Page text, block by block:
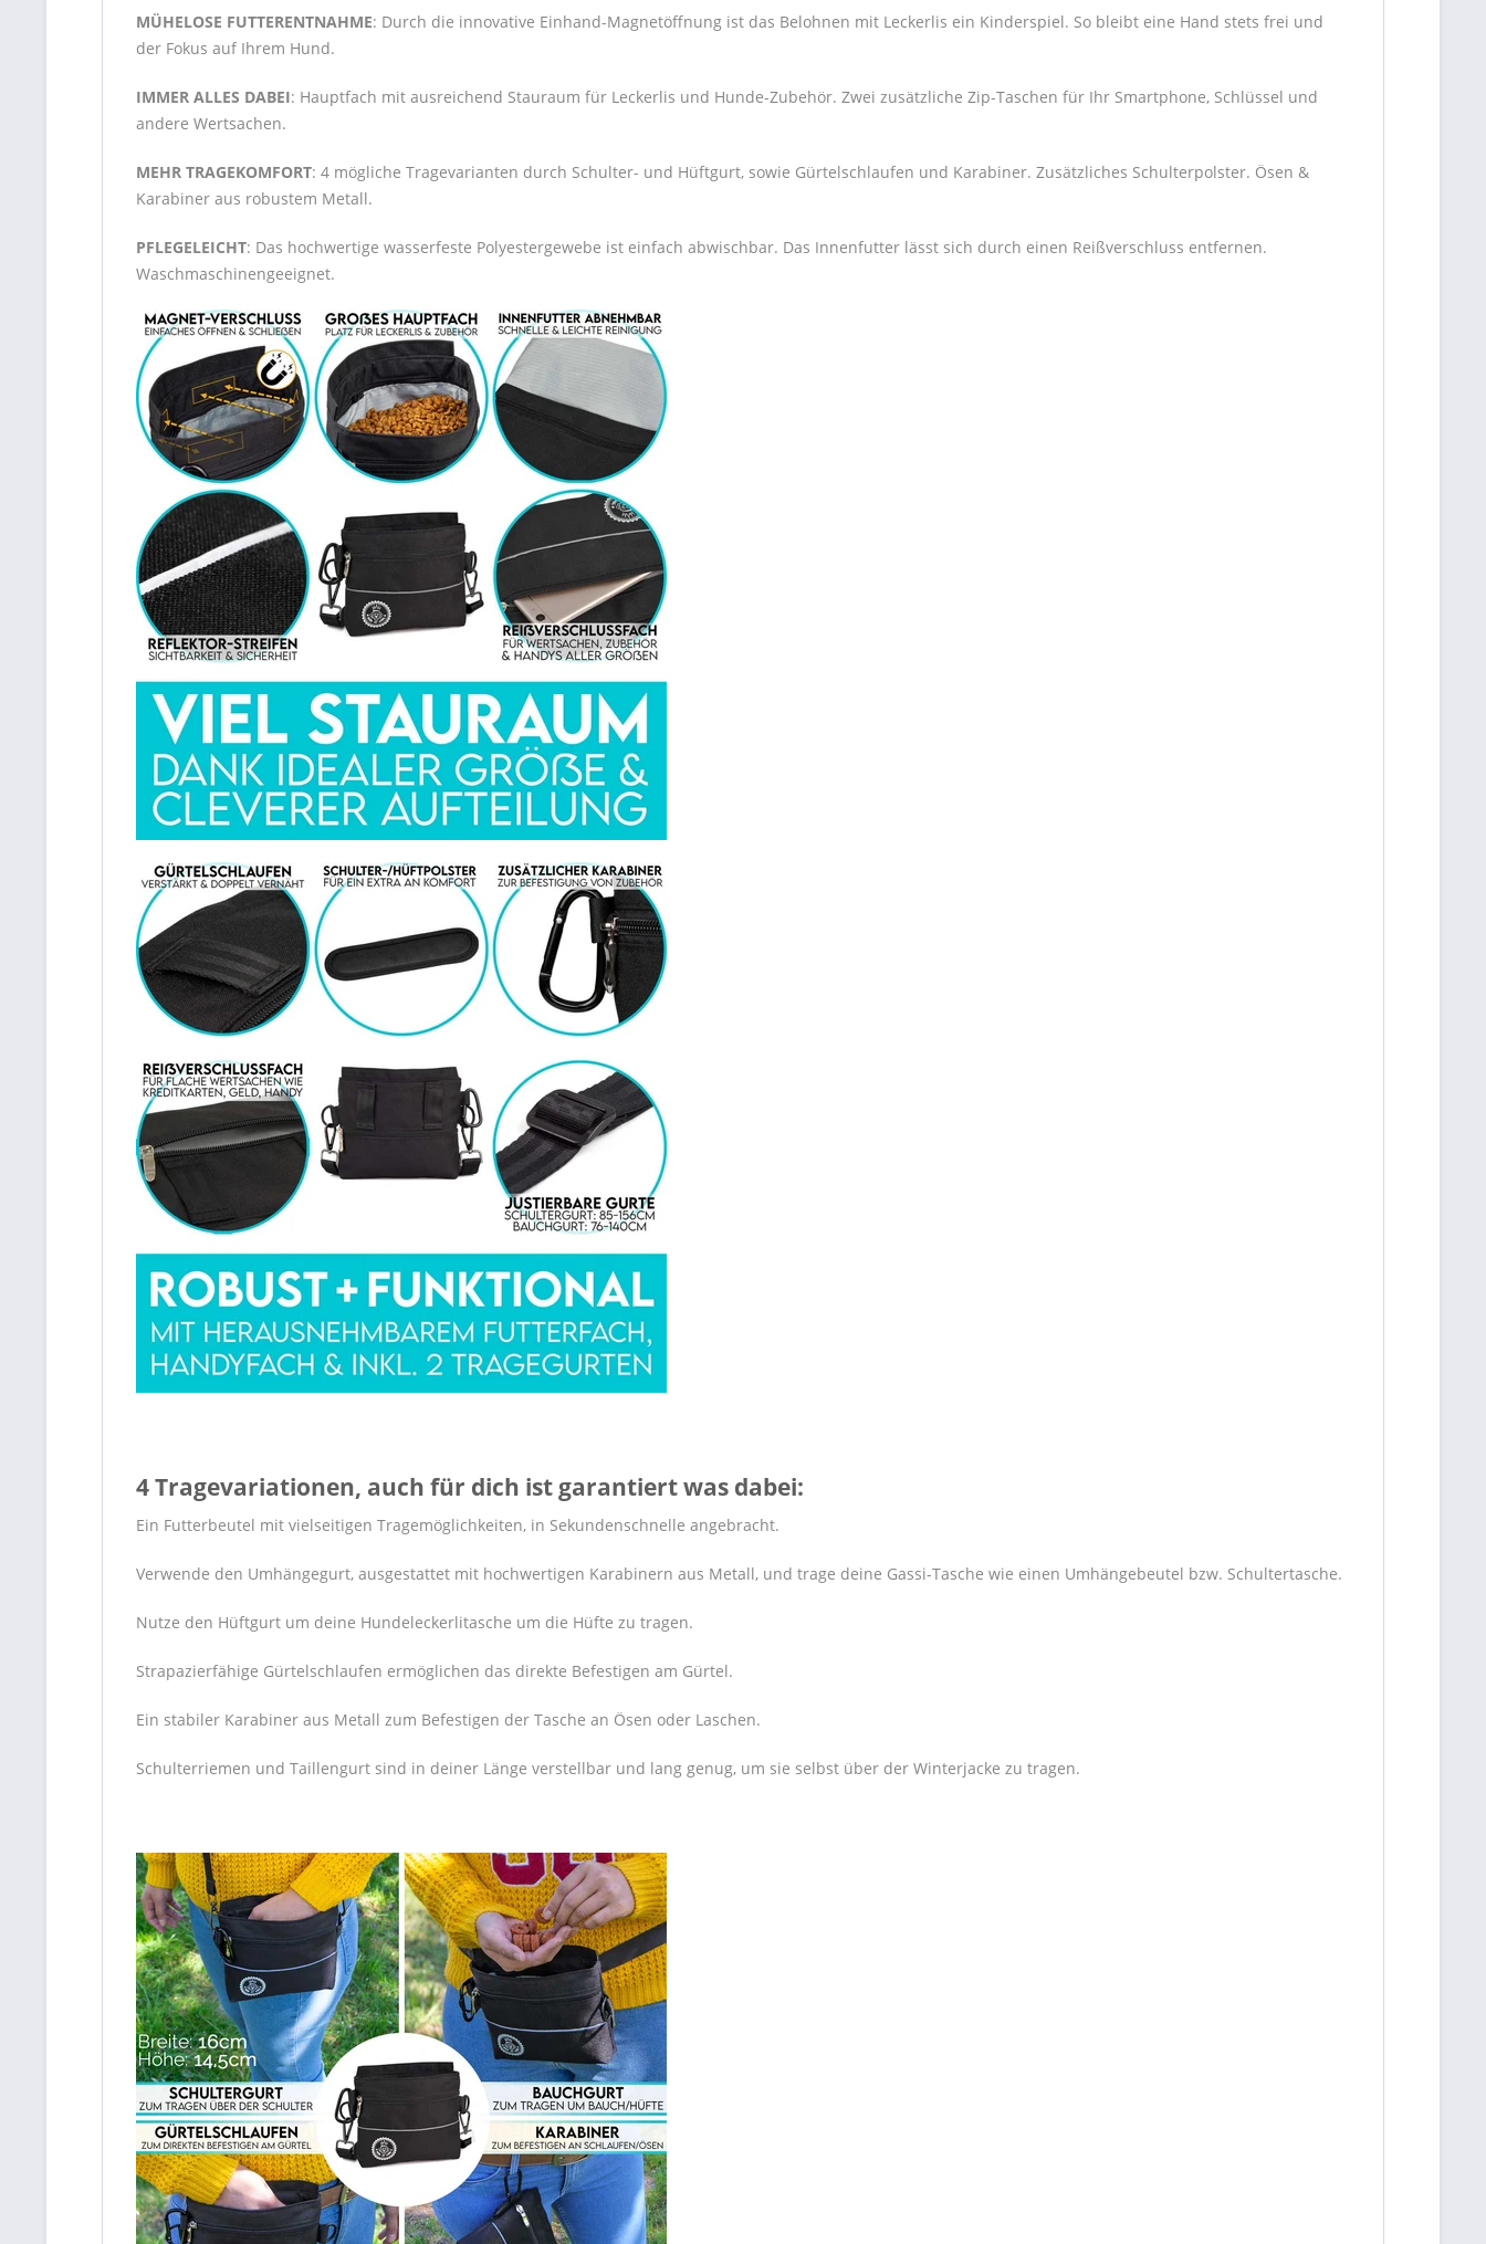
MÜHELOSE FUTTERENTNAHME: Durch die innovative Einhand-Magnetöffnung ist das Belohnen mit Leckerlis ein Kinderspiel. So bleibt eine Hand stets frei und
der Fokus auf Ihrem Hund.
IMMER ALLES DABEI: Hauptfach mit ausreichend Stauraum für Leckerlis und Hunde-Zubehör. Zwei zusätzliche Zip-Taschen für Ihr Smartphone, Schlüssel und
andere Wertsachen.
MEHR TRAGEKOMFORT: 4 mögliche Tragevarianten durch Schulter- und Hüftgurt, sowie Gürtelschlaufen und Karabiner. Zusätzliches Schulterpolster. Ösen &
Karabiner aus robustem Metall.
PFLEGELEICHT: Das hochwertige wasserfeste Polyestergewebe ist einfach abwischbar. Das Innenfutter lässt sich durch einen Reißverschluss entfernen.
Waschmaschinengeeignet.
4 Tragevariationen, auch für dich ist garantiert was dabei:
Ein Futterbeutel mit vielseitigen Tragemöglichkeiten, in Sekundenschnelle angebracht.
Verwende den Umhängegurt, ausgestattet mit hochwertigen Karabinern aus Metall, und trage deine Gassi-Tasche wie einen Umhängebeutel bzw. Schultertasche.
Nutze den Hüftgurt um deine Hundeleckerlitasche um die Hüfte zu tragen.
Strapazierfähige Gürtelschlaufen ermöglichen das direkte Befestigen am Gürtel.
Ein stabiler Karabiner aus Metall zum Befestigen der Tasche an Ösen oder Laschen.
Schulterriemen und Taillengurt sind in deiner Länge verstellbar und lang genug, um sie selbst über der Winterjacke zu tragen.